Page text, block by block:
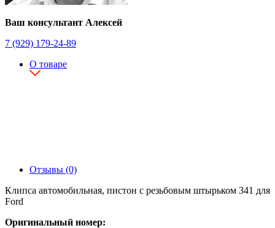
Ваш консультант Алексей
7 (929) 179-24-89
О товаре
Отзывы (0)
Клипса автомобильная, пистон с резьбовым штырьком 341 для
Ford
Оригинальный номер: